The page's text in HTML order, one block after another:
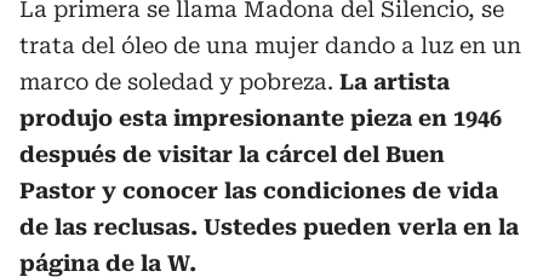
La primera se llama Madona del Silencio, se
trata del óleo de una mujer dando a luz en un
marco de soledad y pobreza. La artista
produjo esta impresionante pieza en 1946
después de visitar la cárcel del Buen
Pastor y conocer las condiciones de vida
de las reclusas. Ustedes pueden verla en la
página de la W.